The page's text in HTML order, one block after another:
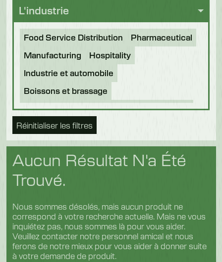
L'industrie
Food Service Distribution
Pharmaceutical
Manufacturing
Hospitality
Industrie et automobile
Boissons et brassage
Transformation des aliments
Boulangerie
Aliments du futur
Chocolat
Confiserie
Produits laitiers
Poisson
Fruits et légumes
Logistique
Volaille et viande
Réinitialiser les filtres
Aucun Résultat N'a Été
Trouvé.
Nous sommes désolés, mais aucun produit ne
correspond à votre recherche actuelle. Mais ne vous
inquiétez pas, nous sommes là pour vous aider.
Veuillez contacter notre personnel amical et nous
ferons de notre mieux pour vous aider à donner suite
à votre demande de produit.